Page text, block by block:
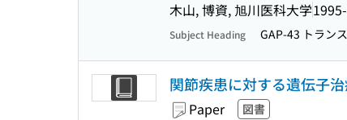
木山, 博資, 旭川医科大学
Subject Heading GAP-43 トラン
関節疾患に対する遺伝子
Paper 図書